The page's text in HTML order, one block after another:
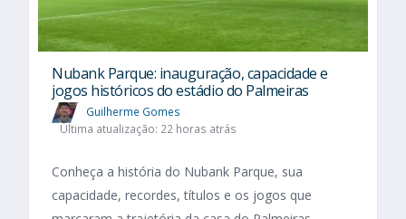
Nubank Parque: inauguração, capacidade e
jogos históricos do estádio do Palmeiras
Guilherme Gomes
Última atualização: 22 horas atrás
Conheça a história do Nubank Parque, sua
capacidade, recordes, títulos e os jogos que